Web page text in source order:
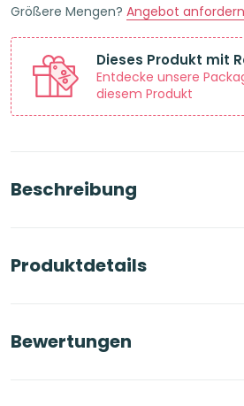
Größere Mengen? Angebot anfordern
Dieses Produkt mit
Entdecke unsere
diesem Produkt
Beschreibung
Produktdetails
Bewertungen